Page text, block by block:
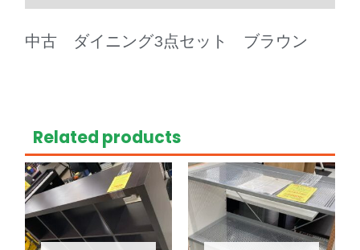
中古 ダイニング3点セット ブラウン
Related products